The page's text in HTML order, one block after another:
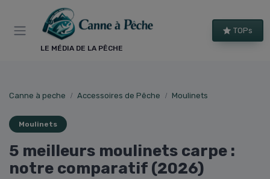
LE MÉDIA DE LA PÊCHE
TOPs
Canne à peche Accessoires de Pêche Moulinets
Moulinets
5 meilleurs moulinets carpe :
notre comparatif (2026)
Panneau de gestion des cookies